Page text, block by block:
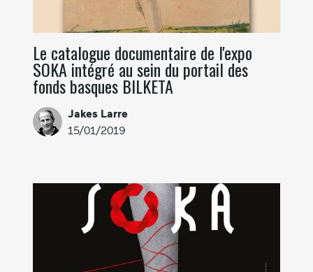
Le catalogue documentaire de l'expo
SOKA intégré au sein du portail des
fonds basques BILKETA
Jakes Larre
15/01/2019